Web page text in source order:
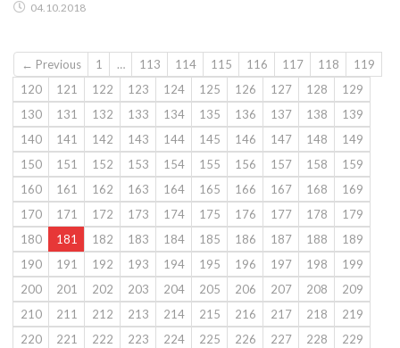
04.10.2018
← Previous 1 … 113 114 115 116 117 118
119
120
121 122 123 124 125 126 127 128
129
130
131 132 133 134 135 136 137 138
139
140
141 142 143 144 145 146 147 148
149
150
151 152 153 154 155 156 157 158
159
160
161 162 163 164 165 166 167 168
169
170
171 172 173 174 175 176 177 178
179
180
181 182 183 184 185 186 187 188
189
190
191 192 193 194 195 196 197 198
199
200
201 202 203 204 205 206 207 208
209
210
211 212 213 214 215 216 217 218
219
220
221 222 223 224 225 226 227 228
229